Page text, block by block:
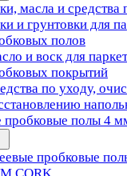
масла и средства
и грунтовки для
полов
и воск для
покрытий
по уходу,
пробковые полы 4
пробковые